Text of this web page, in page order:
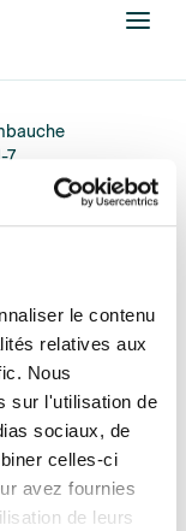
le contenu
relatives aux
Nous
sur l'utilisation de
sociaux, de
celles-ci
avez fournies
de leurs
7
J-7